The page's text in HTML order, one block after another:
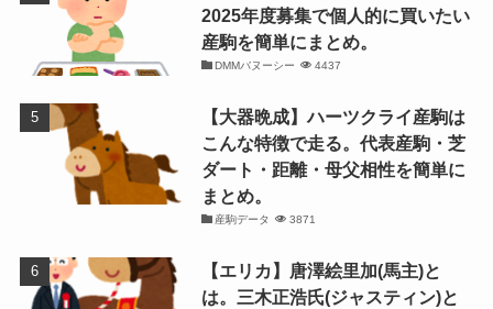
2025年度募集で個人的に買いたい
産駒を簡単にまとめ。
DMMバヌーシー 4437
【大器晩成】ハーツクライ産駒は
こんな特徴で走る。代表産駒・芝
ダート・距離・母父相性を簡単に
まとめ。
産駒データ 3871
【エリカ】唐澤絵里加(馬主)と
は。三木正浩氏(ジャスティン)と